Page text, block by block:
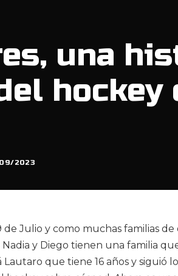
una
hockey
2023
de Julio y como muchas familias de
y Diego tienen una familia
Lautaro que tiene 16 años y siguió